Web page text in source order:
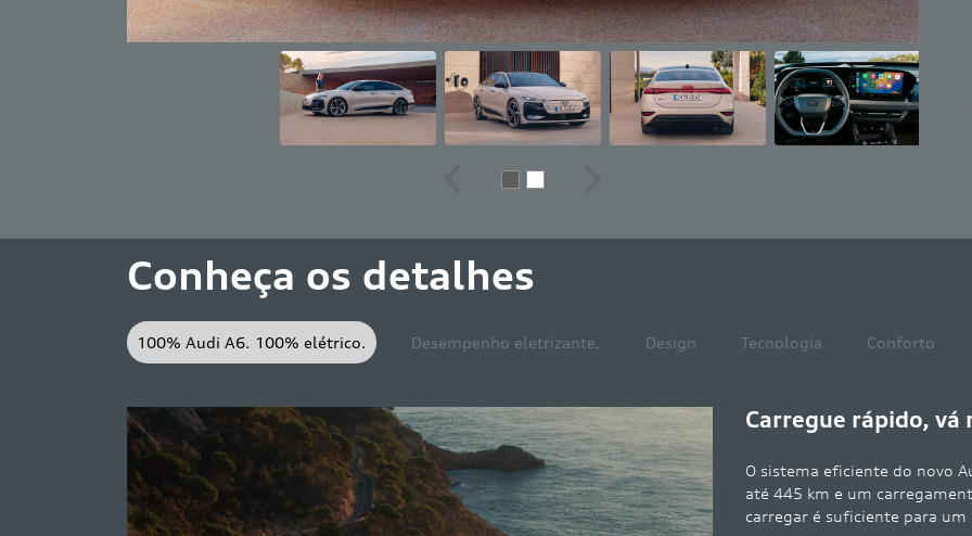
Anterior
Conheça os detalhes
100% Audi A6. 100% elétrico. Desempenho eletrizante. Design Tecnologia Conforto
Carregue rápido, vá mais longe
O sistema eficiente do novo Audi A6 Sportback e-tron permite um alcance de
até 445 km e um carregamento rápido com até 270 kW (DC). A pausa para
carregar é suficiente para um café.